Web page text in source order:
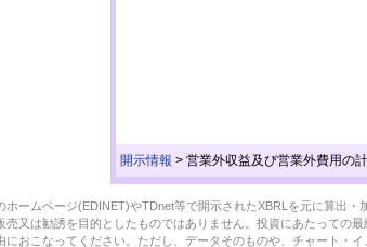
開示情報 > 営業外収益及び営業外費用の
ホームページ(EDINET)やTDnet等で開示されたXBRLを元に算出
売又は勧誘を目的としたものではありません。投資にあたっての
におこなってください。ただし、データそのものや、チャート・